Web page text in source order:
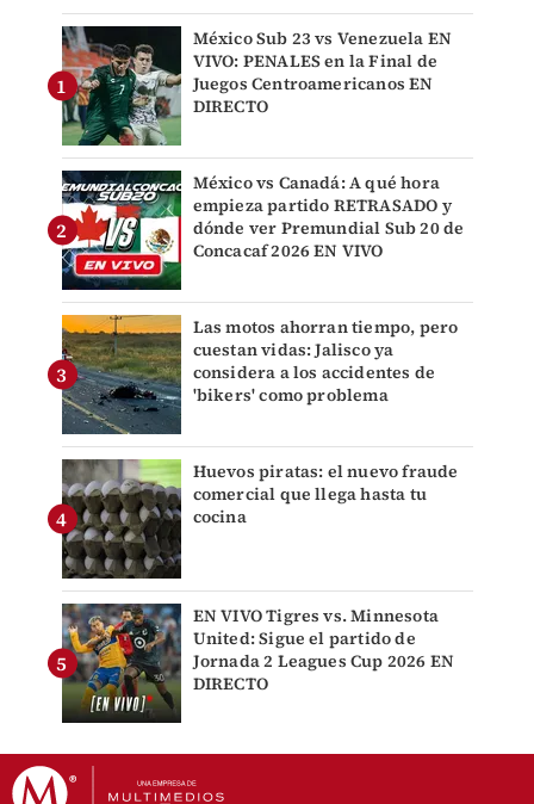
México Sub 23 vs Venezuela EN
VIVO: PENALES en la Final de
Juegos Centroamericanos EN
DIRECTO
México vs Canadá: A qué hora
empieza partido RETRASADO y
dónde ver Premundial Sub 20 de
Concacaf 2026 EN VIVO
Las motos ahorran tiempo, pero
cuestan vidas: Jalisco ya
considera a los accidentes de
'bikers' como problema
Huevos piratas: el nuevo fraude
comercial que llega hasta tu
cocina
EN VIVO Tigres vs. Minnesota
United: Sigue el partido de
Jornada 2 Leagues Cup 2026 EN
DIRECTO